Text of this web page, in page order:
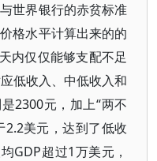
世界银行的赤贫标准
格水平计算出来的的
内仅仅能够支配不足
低收入、中低收入和
2300元，加上“两不
2.2美元，达到了低收
GDP超过1万美元，